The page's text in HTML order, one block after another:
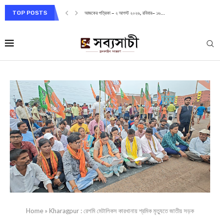
TOP POSTS আজকের পত্রিকা – ২ আগস্ট ২০২৬, রবিবার– ১৬...
Home » Kharagpur : রেশমি মেটালিকস কারখানায় শ্রমিক মৃত্যুতে জাতীয় সড়ক